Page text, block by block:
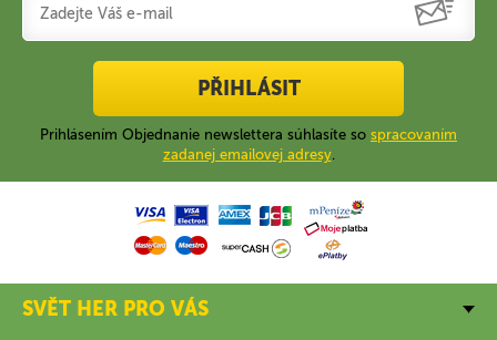
PŘIHLÁSIT
Prihlásením Objednanie newslettera súhlasíte so spracovaním
zadanej emailovej adresy.
SVĚT HER PRO VÁS